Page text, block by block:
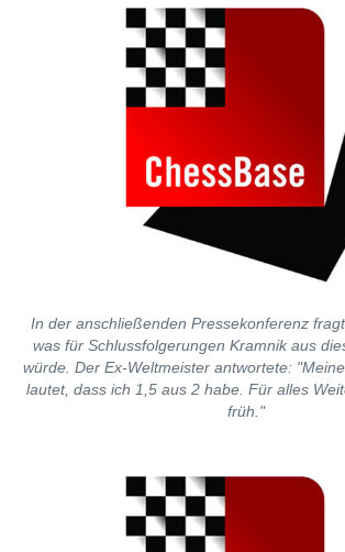
In der anschließenden Pressekonferenz
was für Schlussfolgerungen Kramnik aus
würde. Der Ex-Weltmeister antwortete:
lautet, dass ich 1,5 aus 2 habe. Für alles
früh."